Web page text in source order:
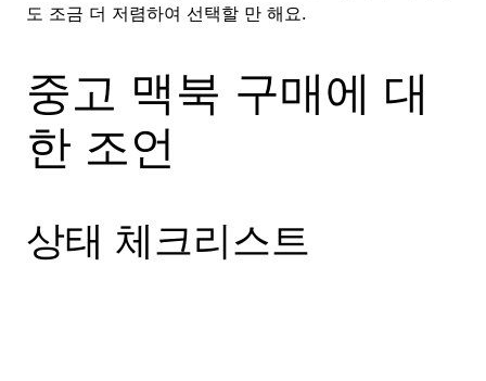
도 조금 더 저렴하여 선택할 만 해요.
중고 맥북 구매에 대
한 조언
상태 체크리스트